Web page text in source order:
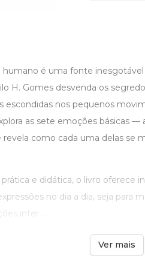
humano é uma fonte
H. Gomes desvenda os
escondidas nos pequenos
as sete emoções básicas —
como cada uma delas se
e didática, o livro oferece
no dia a dia, seja para
inter ...
Ver mais